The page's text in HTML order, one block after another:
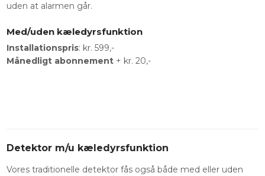
uden at alarmen går.
Med/uden kæledyrsfunktion
Installationspris: kr. 599,-
Månedligt abonnement+ kr. 20,-
Detektor m/u kæledyrsfunktion
Vores traditionelle detektor fås også både med eller uden